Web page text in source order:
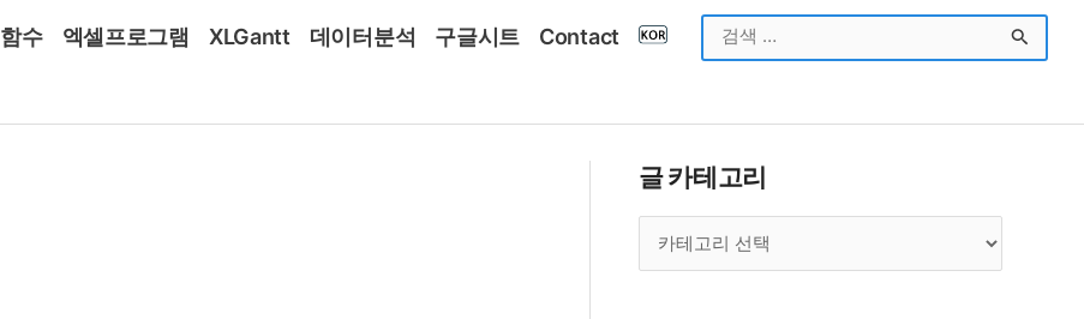
함수 엑셀프로그램 XLGantt 데이터분석 구글시트 Contact
색
상
글 카테고리